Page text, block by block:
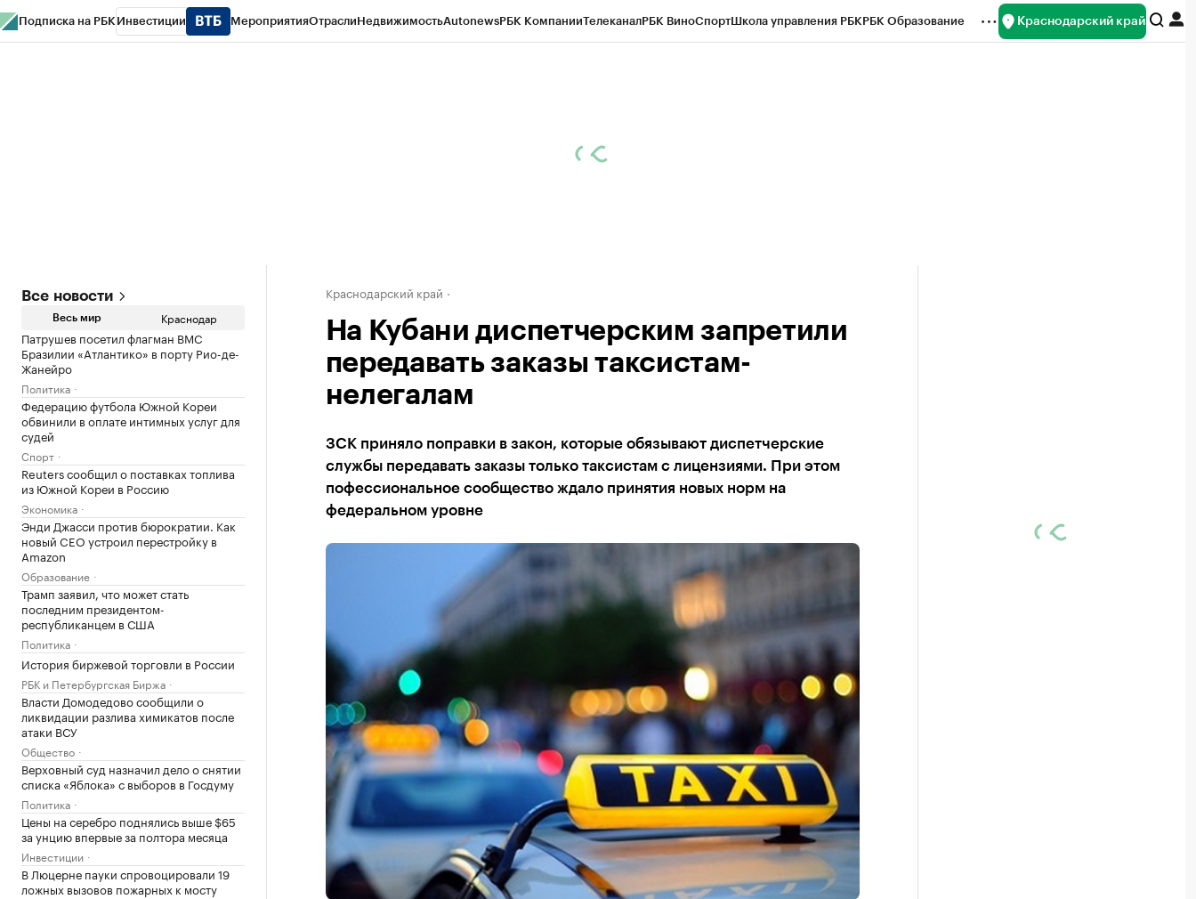
Подписка на РБК Инвестиции МероприятияОтраслиНедвижимостьAutonewsРБК КомпанииТелеканалРБК ВиноСпортШкола управления РБКРБК Образование Краснодарский край
Все новости
Весь мир Краснодар
Патрушев посетил флагман ВМС
Бразилии «Атлантико» в порту Рио-де-
Жанейро
Политика
Федерацию футбола Южной Кореи
обвинили в оплате интимных услуг для
судей
Спорт
Reuters сообщил о поставках топлива
из Южной Кореи в Россию
Экономика
Энди Джасси против бюрократии. Как
новый CEO устроил перестройку в
Amazon
Образование
Трамп заявил, что может стать
последним президентом-
республиканцем в США
Политика
История биржевой торговли в России
РБК и Петербургская Биржа
Власти Домодедово сообщили о
ликвидации разлива химикатов после
атаки ВСУ
Общество
Верховный суд назначил дело о снятии
списка «Яблока» с выборов в Госдуму
Политика
Цены на серебро поднялись выше $65
за унцию впервые за полтора месяца
Инвестиции
В Люцерне пауки спровоцировали 19
ложных вызовов пожарных к мосту
Краснодарский край
На Кубани диспетчерским запретили
передавать заказы таксистам-
нелегалам
ЗСК приняло поправки в закон, которые обязывают диспетчерские
службы передавать заказы только таксистам с лицензиями. При этом
пофессиональное сообщество ждало принятия новых норм на
федеральном уровне